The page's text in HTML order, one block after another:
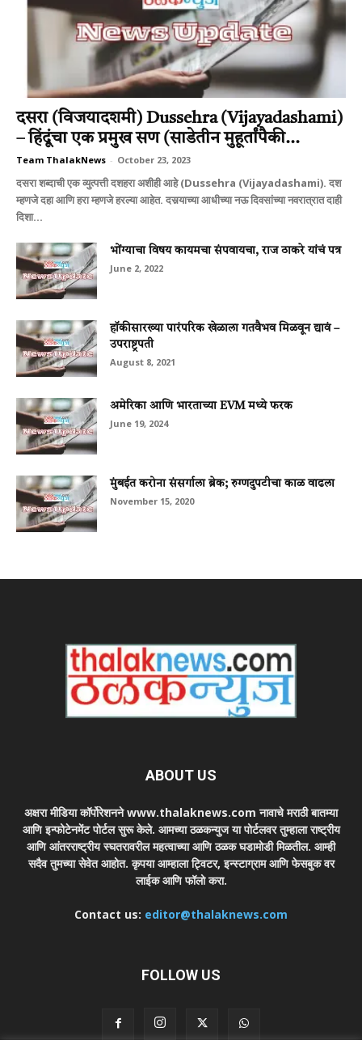
दसरा (विजयादशमी) Dussehra (Vijayadashami)
– हिंदूंचा एक प्रमुख सण (साडेतीन मुहूर्तांपैकी...
Team ThalakNews - October 23, 2023
दसरा शब्दाची एक व्युत्पत्ती दशहरा अशीही आहे (Dussehra (Vijayadashami). दश
म्हणजे दहा आणि हरा म्हणजे हरल्या आहेत. दसर्‍याच्या आधीच्या नऊ दिवसांच्या नवरात्रात दाही
दिशा...
भोंग्याचा विषय कायमचा संपवायचा, राज ठाकरे यांचं पत्र
June 2, 2022
हॉकीसारख्या पारंपरिक खेळाला गतवैभव मिळवून द्यावं –
उपराष्ट्रपती
August 8, 2021
अमेरिका आणि भारताच्या EVM मध्ये फरक
June 19, 2024
मुंबईत करोना संसर्गाला ब्रेक; रुग्णदुपटीचा काळ वाढला
November 15, 2020
ABOUT US
अक्षरा मीडिया कॉर्पोरेशनने www.thalaknews.com नावाचे मराठी बातम्या
आणि इन्फोटेनमेंट पोर्टल सुरू केले. आमच्या ठळकन्युज या पोर्टलवर तुम्हाला राष्ट्रीय
आणि आंतरराष्ट्रीय स्घतरावरील महत्वाच्या आणि ठळक घडामोडी मिळतील. आम्ही
सदैव तुमच्या सेवेत आहोत. कृपया आम्हाला ट्विटर, इन्स्टाग्राम आणि फेसबुक वर
लाईक आणि फॉलो करा.
Contact us: editor@thalaknews.com
FOLLOW US